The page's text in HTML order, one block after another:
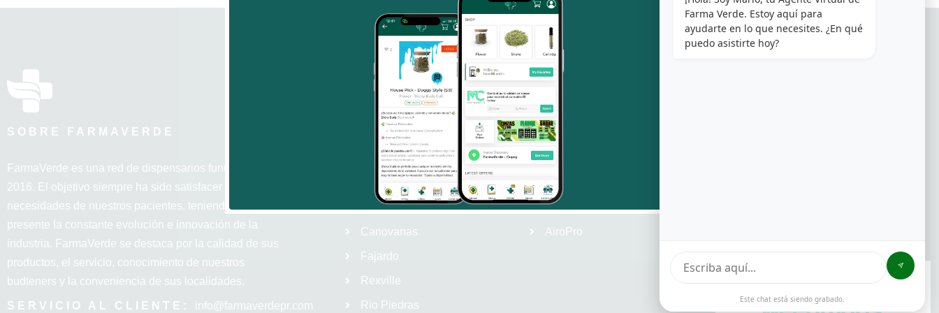
Farma Verde. Estoy aquí para
ayudarte en lo que necesites. ¿En qué
puedo asistirte hoy?
Este chat está siendo grabado.
SOBRE FARMAVERDE
FarmaVerde es una red de dispensarios fundada en
2016. El objetivo siempre ha sido satisfacer las
necesidades de nuestros pacientes, teniendo siempre
presente la constante evolución e innovación de la
industria. FarmaVerde se destaca por la calidad de sus
productos, el servicio, conocimiento de nuestros
budteners y la conveniencia de sus localidades.
SERVICIO AL CLIENTE: info@farmaverdepr.com
NUESTRAS TIENDAS
Bayamón
Vega Baja
Cupey
Isla Verde
Canovanas
Fajardo
Rexville
Rio Piedras
NUESTRAS MARCAS
HealthWeed
LegendX
Golden Reserve
Kana
Future Labs
AiroPro